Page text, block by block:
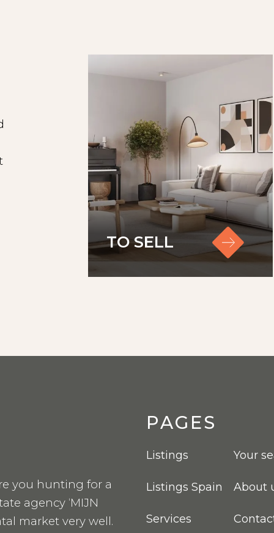
TO SELL
you hunting for a
agency ‘MIJN
market very well.
PAGES
Listings
Listings Spain
Services
Your
About